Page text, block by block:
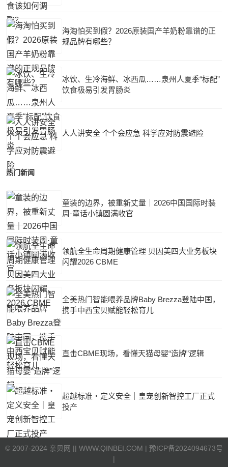
海淘怕买到假？2026原装国产羊奶粉靠谱的正
规品牌有哪些？
冰饮、生冷海鲜、冰西瓜……泉州人夏季“标配”
饮食极易引发胃肠炎
人人讲安全 个个会应急 科学应对防震避险
热门新闻
童装的边界，被重新丈量｜2026中国国际时装
周·童话小镇圆满收官
领航全生命周期健康管理 贝因美四大业务板块
闪耀2026 CBME
全美热门智能喂养品牌Baby Brezza登陆中国，
携手中西宝贝赋能轻松育儿
直击CBME现场，看懂天猫母婴“造牌”逻辑
超越标准・定义安全｜皇宠创新智控工厂正式
投产
© 2007-2024 亲贝网 || WWW.QINBEI.COM | 豫ICP备2024094673号
|